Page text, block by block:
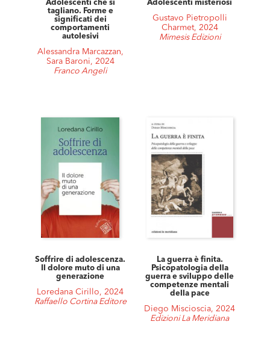
Adolescenti che si
tagliano. Forme e
significati dei
comportamenti
autolesivi
Alessandra Marcazzan,
Sara Baroni, 2024
Franco Angeli
Adolescenti misteriosi
Gustavo Pietropolli
Charmet, 2024
Mimesis Edizioni
Soffrire di adolescenza.
Il dolore muto di una
generazione
Loredana Cirillo, 2024
Raffaello Cortina Editore
La guerra è finita.
Psicopatologia della
guerra e sviluppo delle
competenze mentali
della pace
Diego Miscioscia, 2024
Edizioni La Meridiana